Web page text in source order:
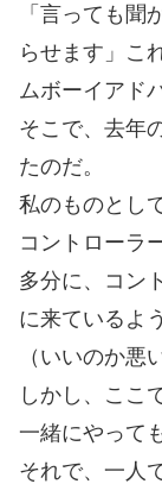
「言っても聞
らせます」こ
ムボーイアド
そこで、去年
たのだ。
私のものとして
コントローラ
多分に、コン
に来ているよ
（いいのか悪
しかし、ここ
一緒にやって
それで、一人